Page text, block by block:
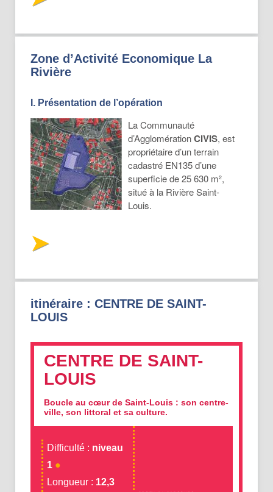
Zone d’Activité Economique La
Rivière
I. Présentation de l’opération
La Communauté
d’AgglomérationCIVIS, est
propriétaire d’un terrain
cadastré EN135 d’une
superficie de 25 630 m²,
situé à la Rivière Saint-
Louis.
itinéraire : CENTRE DE SAINT-
LOUIS
CENTRE DE SAINT-
LOUIS
Boucle au cœur de Saint-Louis : son centre-
ville, son littoral et sa culture.
Difficulté : niveau
1 ●
Longueur : 12,3